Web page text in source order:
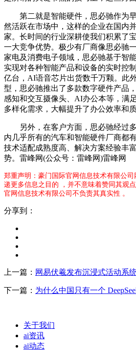
第二就是智能硬件，思必驰作为早
然活跃在市场中，这样的企业在国内
家。长时间的行业深耕使我们积累了
一大竞争优势。极少有厂商像思必驰
家电及消费电子领域，思必驰基于智
实现对各种智能产品和设备的实时控
亿台，AI语音芯片出货数千万颗。此
型，思必驰推出了多款数字硬件产品
感知和交互摄像头、AI办公本等，满
多样化需求，大幅提升了办公效率和质
另外，在客户方面，思必驰经过多
内几乎所有的汽车和智能硬件厂商都
技术适配成熟度高、解决方案经验丰
势。雷峰网(公众号：雷峰网)雷峰网
郑重声明：豪门国际官网信息技术有限公
递更多信息之目的 ，并不意味着赞同其观
官网信息技术有限公司不负责其真实性 。
分享到：
上一篇： 网易伏羲发布沉浸式活动系
下一篇： 为什么中国只有一个
关于我们
ai资讯
ai动态